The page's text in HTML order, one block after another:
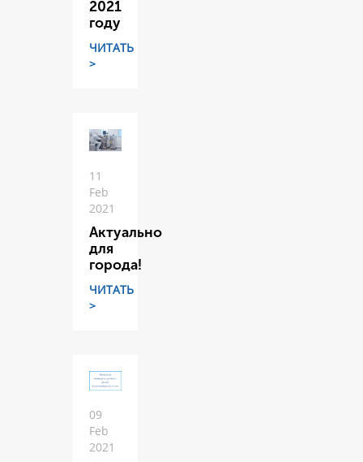
2021
году
ЧИТАТЬ
>
11
Feb
2021
Актуально
для
города!
ЧИТАТЬ
>
09
Feb
2021